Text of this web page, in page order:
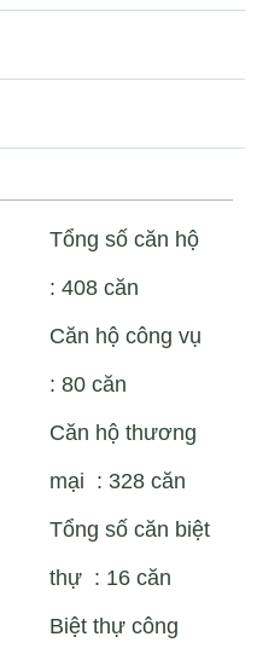
Tổng số căn hộ
: 408 căn
Căn hộ công vụ
: 80 căn
Căn hộ thương
mại : 328 căn
Tổng số căn biệt
thự : 16 căn
Biệt thự công